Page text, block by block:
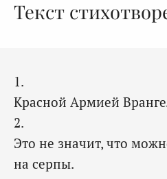
Текст
1.
Красной Армией
2.
Это не значит, что
на серпы.